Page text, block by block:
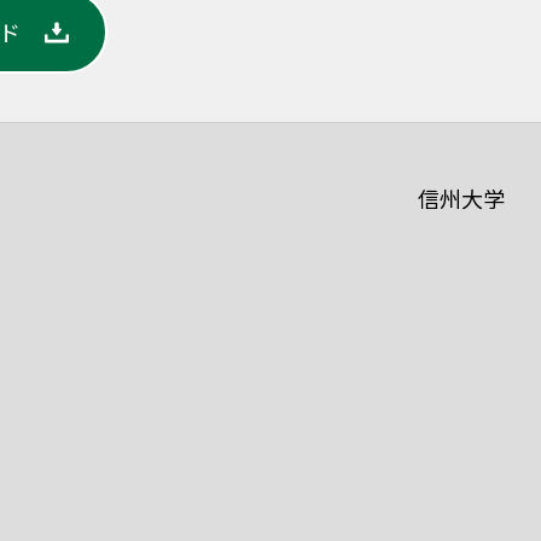
信州大学